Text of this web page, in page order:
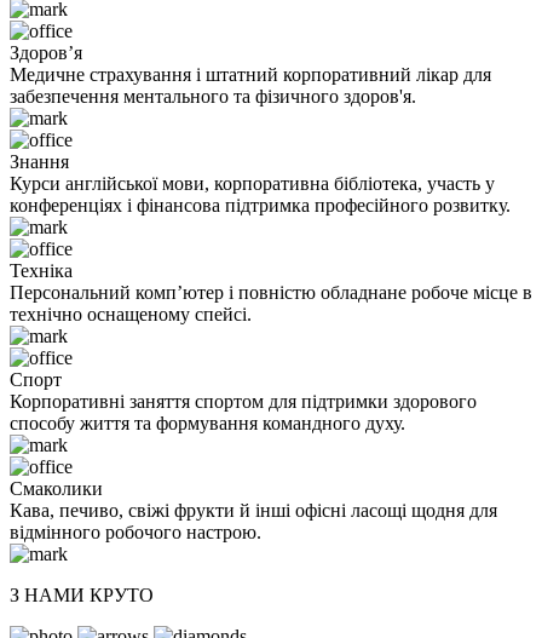
Здоров’я
Медичне страхування і штатний корпоративний лікар для
забезпечення ментального та фізичного здоров'я.
Знання
Курси англійської мови, корпоративна бібліотека, участь у
конференціях і фінансова підтримка професійного розвитку.
Техніка
Персональний комп’ютер і повністю обладнане робоче місце в
технічно оснащеному спейсі.
Спорт
Корпоративні заняття спортом для підтримки здорового
способу життя та формування командного духу.
Смаколики
Кава, печиво, свіжі фрукти й інші офісні ласощі щодня для
відмінного робочого настрою.
З НАМИ КРУТО